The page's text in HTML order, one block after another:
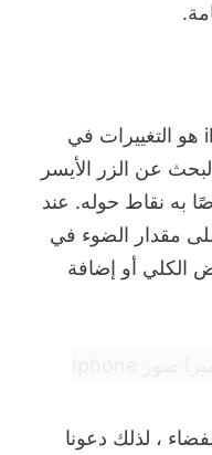
أفضل مكان لبدء تعديلات iPhone هو التغييرات في
عن الزر الأيسر
به نقاط حوله. عند
على مقدار الضوء في
الكلي أو إضافة
، لذلك دعونا